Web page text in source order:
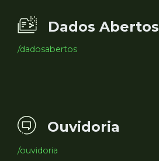
Dados Abertos
/dadosabertos
Ouvidoria
/ouvidoria